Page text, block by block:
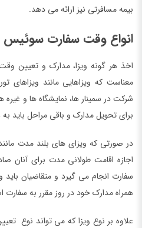
بیمه مسافرتی نیز ارائه می دهد.
انواع وقت سفارت سوئیس
اخذ هر گونه ویزا، مدارک و تعیین
معناست که ویزاهایی مانند ویزاهای
شرکت در سمینار ها، نمایشگاه ها و
برای تحویل مدارک و باقی مراحل باید
در صورتی که ویزای های بلند مدت
اجازه اقامت طولانی مدت برای آنان
سفارت انجام می گیرد و متقاضیان
همراه مدارک خود در روز مقرر به سفارت
علاوه بر نوع ویزا که می تواند